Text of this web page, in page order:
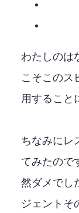
わたしのGPUは
こそこのスピー
用すること
ちなみにレスポン
てみたので
然ダメでした
ジェントそ